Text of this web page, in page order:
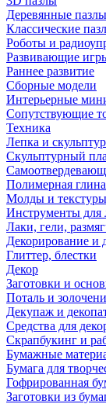
Деревянные пазлы
Классические
Роботы и
Развивающие
Раннее развитие
Сборные модели
Интерьерные
Сопутствующие
Техника
Лепка и
Скульптурный
Полимерная глина
Молды и текстуры
Инструменты для
Лаки, гели,
Декорирование и
Глиттер, блестки
Декор
Заготовки и
Поталь и
Декупаж и
Средства для
Скрапбукинг и
Бумажные
Бумага для
Гофрированная
Заготовки из